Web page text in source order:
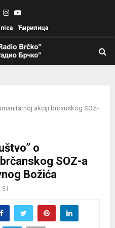
Instagram
Youtube
Ћирилица
akciji brčanskog SOZ-
o
SOZ-a
Božića